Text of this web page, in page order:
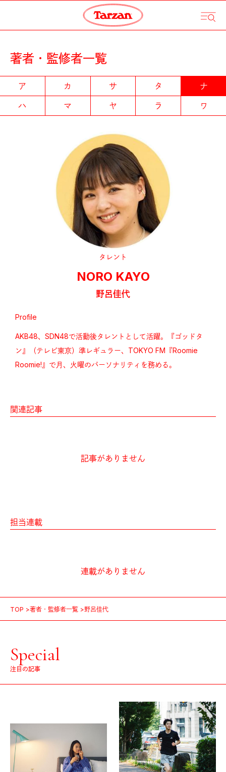
著者・監修者一覧
ア カ サ タ
ナ
ハ
マ ヤ ラ ワ
タレント
NORO KAYO
野呂佳代
Profile
AKB48、SDN48で活動後タレントとして活躍。『ゴッドタ
ン』（テレビ東京）準レギュラー、TOKYO FM『Roomie
Roomie!』で月、火曜のパーソナリティを務める。
関連記事
記事がありません
担当連載
連載がありません
TOP 著者・監修者一覧 野呂佳代
Special
注目の記事